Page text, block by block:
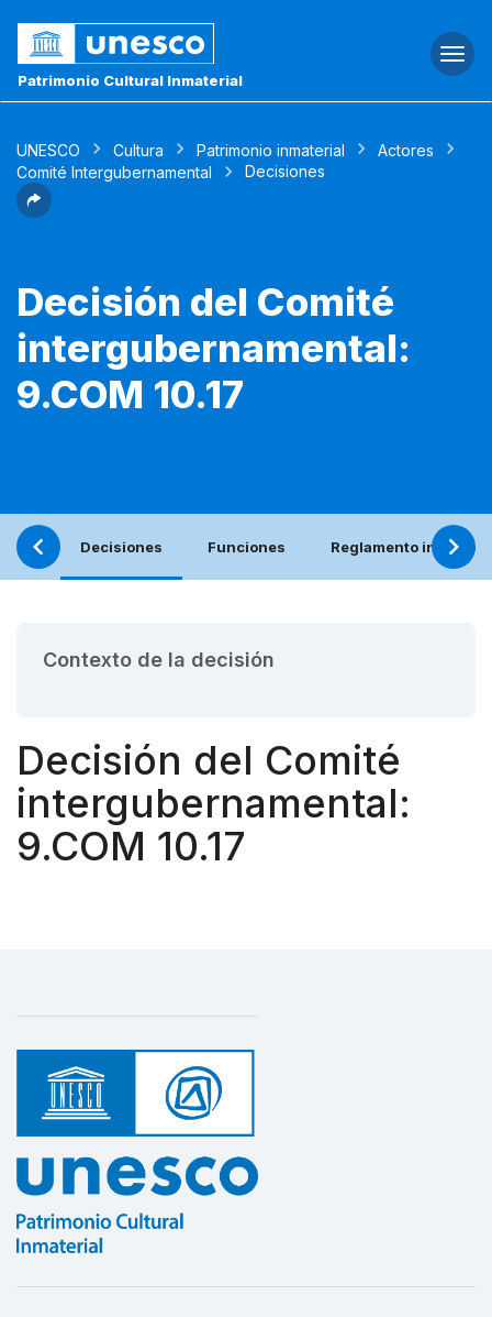
Patrimonio Cultural Inmaterial
UNESCO Cultura Patrimonio inmaterial
Actores
Comité Intergubernamental
Decisiones
Decisión del Comité
intergubernamental:
9.COM 10.17
Decisiones Funciones Reglamento interno
Contexto de la decisión
Decisión del Comité
intergubernamental:
9.COM 10.17